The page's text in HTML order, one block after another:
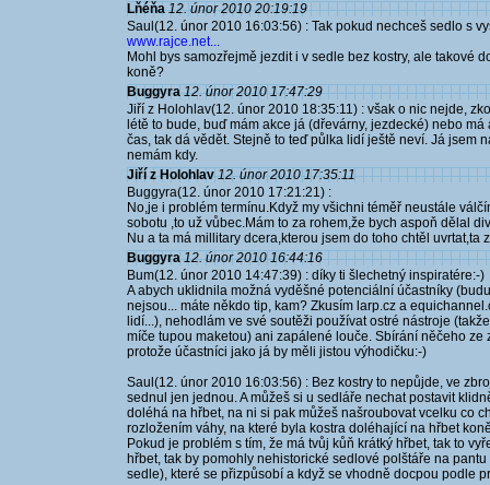
Lňéňa 12. únor 2010 20:19:19
Saul(12. únor 2010 16:03:56) : Tak pokud nechceš sedlo s
www.rajce.net...
Mohl bys samozřejmě jezdit i v sedle bez kostry, ale takové
koně?
Buggyra 12. únor 2010 17:47:29
Jiří z Holohlav(12. únor 2010 18:35:11) : však o nic nejde,
létě to bude, buď mám akce já (dřevárny, jezdecké) nebo
čas, tak dá vědět. Stejně to teď půlka lidí ještě neví. Já jsem
nemám kdy.
Jiří z Holohlav 12. únor 2010 17:35:11
Buggyra(12. únor 2010 17:21:21) :
No,je i problém termínu.Když my všichni téměř neustále
sobotu ,to už vůbec.Mám to za rohem,že bych aspoň dělal
Nu a ta má millitary dcera,kterou jsem do toho chtěl
Buggyra 12. únor 2010 16:44:16
Bum(12. únor 2010 14:47:39) : díky ti šlechetný inspiratére:-)
A abych uklidnila možná vyděšné potenciální účastníky
nejsou... máte někdo tip, kam? Zkusím larp.cz a
lidí...), nehodlám ve své soutěži používat ostré nástroje
míče tupou maketou) ani zapálené louče. Sbírání něčeho
protože účastníci jako já by měli jistou výhodičku:-)
Saul(12. únor 2010 16:03:56) : Bez kostry to nepůjde, ve
sednul jen jednou. A můžeš si u sedláře nechat postavit
doléhá na hřbet, na ni si pak můžeš našroubovat vcelku co
rozložením váhy, na které byla kostra doléhající na hřbet
Pokud je problém s tím, že má tvůj kůň krátký hřbet, tak to
hřbet, tak by pomohly nehistorické sedlové polštáře na
sedle), které se přizpůsobí a když se vhodně docpou podle